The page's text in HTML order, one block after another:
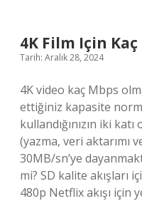
4K Film Için
Tarih: Aralık 28, 2024
4K video kaç Mbps
ettiğiniz kapasite
kullandığınızın iki
(yazma, veri aktarımı
30MB/sn’ye
mi? SD kalite akışları
480p Netflix akışı için